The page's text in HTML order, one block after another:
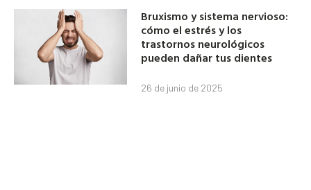
Bruxismo y sistema nervioso:
cómo el estrés y los
trastornos neurológicos
pueden dañar tus dientes
26 de junio de 2025